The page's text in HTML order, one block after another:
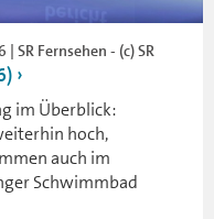
SR Fernsehen - (c) SR
im Überblick:
hoch,
auch im
Schwimmbad